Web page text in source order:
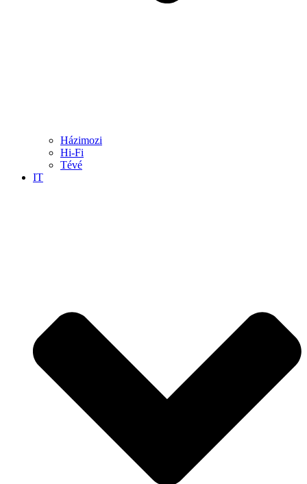
Házimozi
Hi-Fi
Tévé
IT